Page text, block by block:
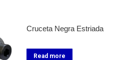
Cruceta Negra Estriada
Read more